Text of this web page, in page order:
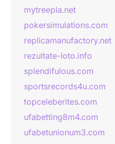
mytreepla.net
pokersimulations.com
replicamanufactory.net
rezultate-loto.info
splendifulous.com
sportsrecords4u.com
topceleberites.com
ufabetting8m4.com
ufabetunionum3.com